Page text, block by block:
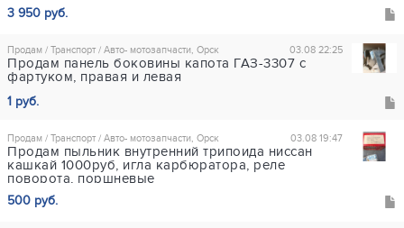
3 950 руб.
03.08 22:25
Продам / Транспорт / Авто- мотозапчасти, Орск
Продам панель боковины капота ГАЗ-3307 с
фартуком, правая и левая
1 руб.
03.08 19:47
Продам / Транспорт / Авто- мотозапчасти, Орск
Продам пыльник внутренний трипоида ниссан
кашкай 1000руб, игла карбюратора, реле
поворота, поршневые
500 руб.